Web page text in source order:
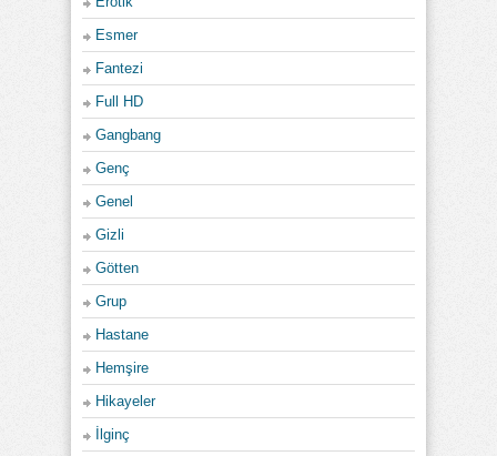
Esmer
Fantezi
Full HD
Gangbang
Genç
Genel
Gizli
Götten
Grup
Hastane
Hemşire
Hikayeler
İlginç